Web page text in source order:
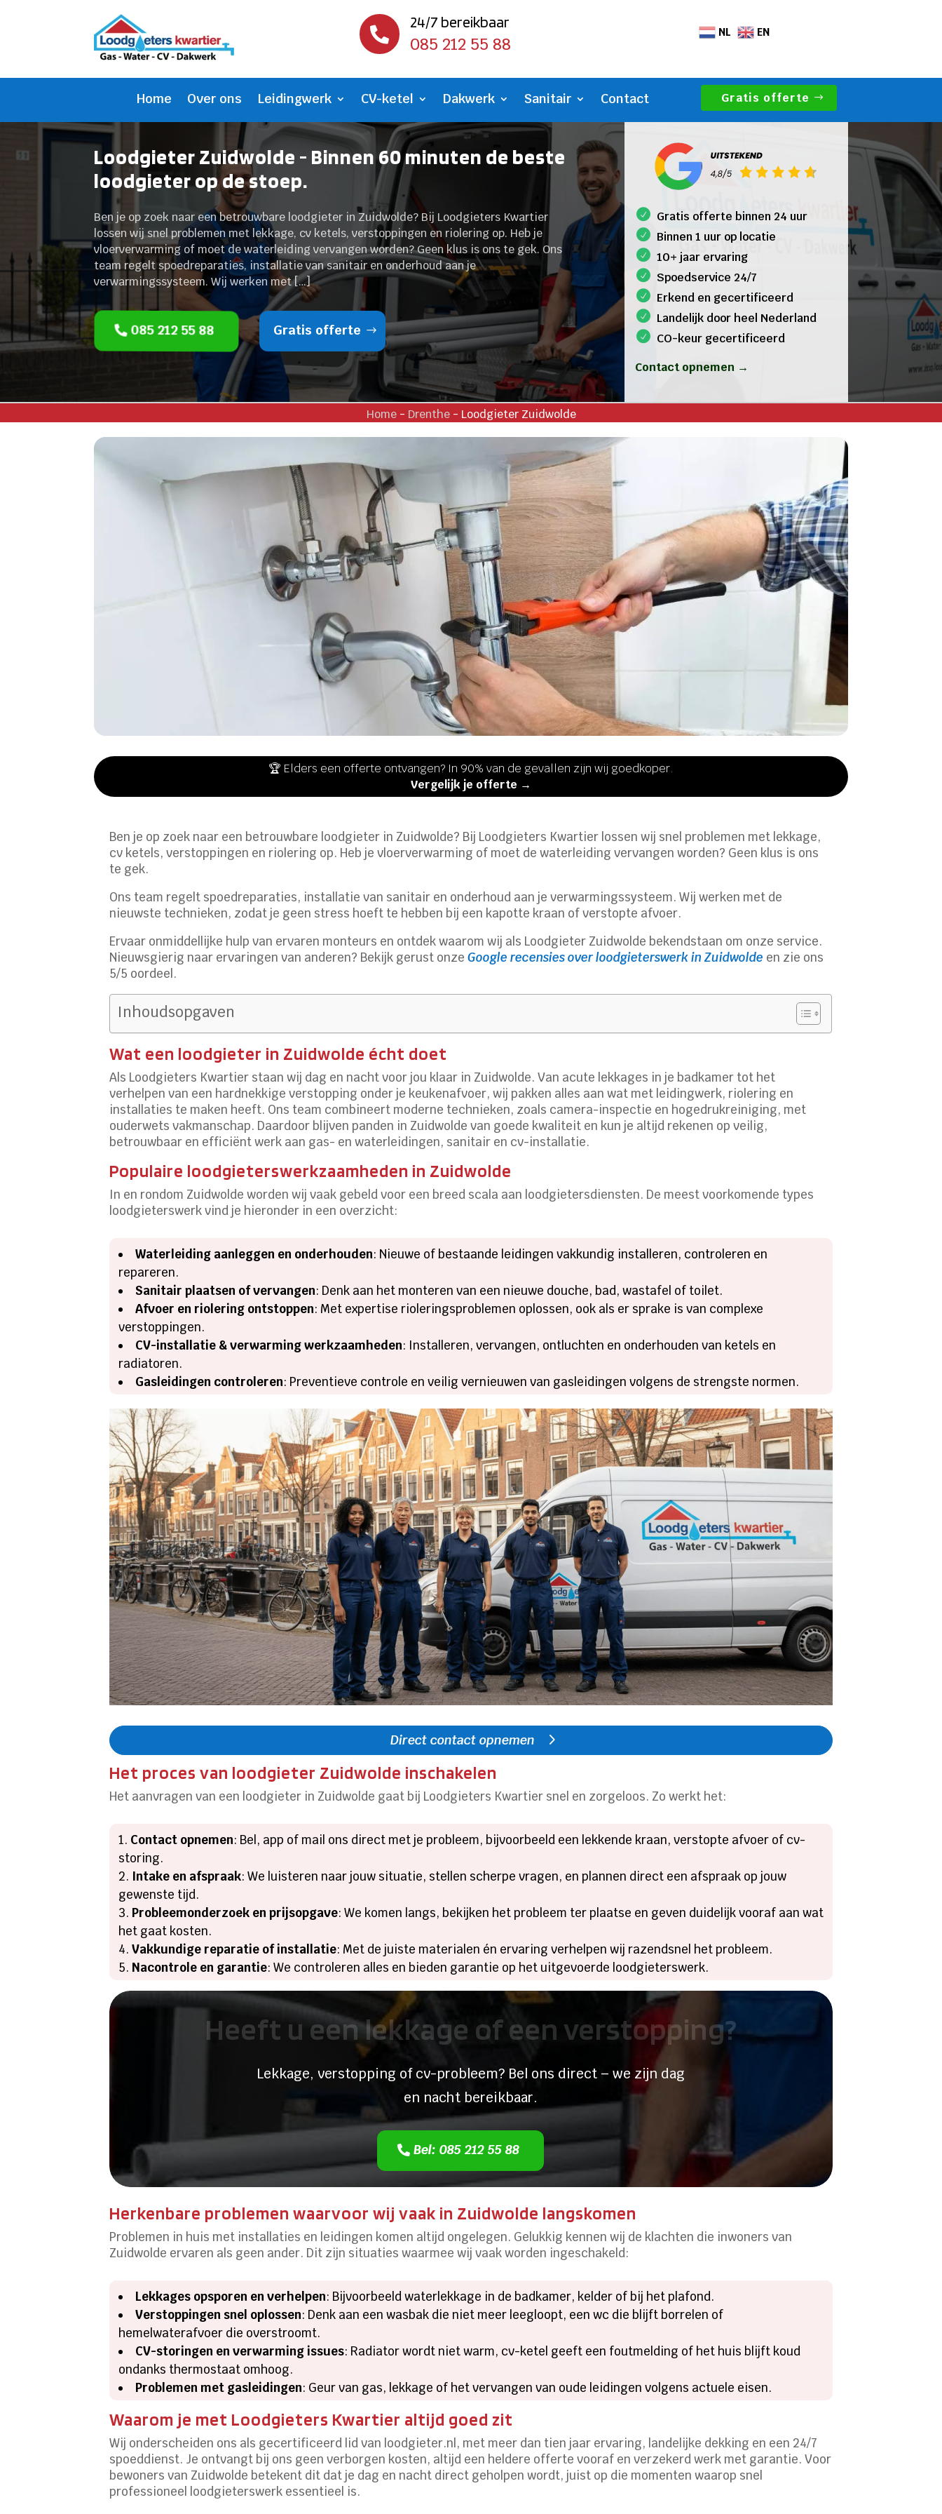

24/7 bereikbaar
085 212 55 88
NL EN
Home Over ons Leidingwerk CV-ketel Dakwerk Sanitair Contact Gratis offerte
Loodgieter Zuidwolde - Binnen 60 minuten de beste
loodgieter op de stoep.
Ben je op zoek naar een betrouwbare loodgieter in Zuidwolde? Bij Loodgieters Kwartier
lossen wij snel problemen met lekkage, cv ketels, verstoppingen en riolering op. Heb je
vloerverwarming of moet de waterleiding vervangen worden? Geen klus is ons te gek. Ons
team regelt spoedreparaties, installatie van sanitair en onderhoud aan je
verwarmingssysteem. Wij werken met […]
085 212 55 88 Gratis offerte
Gratis offerte binnen 24 uur
Binnen 1 uur op locatie
10+ jaar ervaring
Spoedservice 24/7
Erkend en gecertificeerd
Landelijk door heel Nederland
CO-keur gecertificeerd
Contact opnemen →
Home- Drenthe- Loodgieter Zuidwolde
🏆 Elders een offerte ontvangen? In 90% van de gevallen zijn wij goedkoper.
Vergelijk je offerte →
Ben je op zoek naar een betrouwbare loodgieter in Zuidwolde? Bij Loodgieters Kwartier lossen wij snel problemen met lekkage,
cv ketels, verstoppingen en riolering op. Heb je vloerverwarming of moet de waterleiding vervangen worden? Geen klus is ons
te gek.
Ons team regelt spoedreparaties, installatie van sanitair en onderhoud aan je verwarmingssysteem. Wij werken met de
nieuwste technieken, zodat je geen stress hoeft te hebben bij een kapotte kraan of verstopte afvoer.
Ervaar onmiddellijke hulp van ervaren monteurs en ontdek waarom wij als Loodgieter Zuidwolde bekendstaan om onze service.
Nieuwsgierig naar ervaringen van anderen? Bekijk gerust onzeGoogle recensies over loodgieterswerk in Zuidwolde en zie ons
5/5 oordeel.
Inhoudsopgaven
Wat een loodgieter in Zuidwolde écht doet
Als Loodgieters Kwartier staan wij dag en nacht voor jou klaar in Zuidwolde. Van acute lekkages in je badkamer tot het
verhelpen van een hardnekkige verstopping onder je keukenafvoer, wij pakken alles aan wat met leidingwerk, riolering en
installaties te maken heeft. Ons team combineert moderne technieken, zoals camera-inspectie en hogedrukreiniging, met
ouderwets vakmanschap. Daardoor blijven panden in Zuidwolde van goede kwaliteit en kun je altijd rekenen op veilig,
betrouwbaar en efficiënt werk aan gas- en waterleidingen, sanitair en cv-installatie.
Populaire loodgieterswerkzaamheden in Zuidwolde
In en rondom Zuidwolde worden wij vaak gebeld voor een breed scala aan loodgietersdiensten. De meest voorkomende types
loodgieterswerk vind je hieronder in een overzicht:
Waterleiding aanleggen en onderhouden: Nieuwe of bestaande leidingen vakkundig installeren, controleren en
repareren.
Sanitair plaatsen of vervangen: Denk aan het monteren van een nieuwe douche, bad, wastafel of toilet.
Afvoer en riolering ontstoppen: Met expertise rioleringsproblemen oplossen, ook als er sprake is van complexe
verstoppingen.
CV-installatie & verwarming werkzaamheden: Installeren, vervangen, ontluchten en onderhouden van ketels en
radiatoren.
Gasleidingen controleren: Preventieve controle en veilig vernieuwen van gasleidingen volgens de strengste normen.
Direct contact opnemen
Het proces van loodgieter Zuidwolde inschakelen
Het aanvragen van een loodgieter in Zuidwolde gaat bij Loodgieters Kwartier snel en zorgeloos. Zo werkt het:
Contact opnemen: Bel, app of mail ons direct met je probleem, bijvoorbeeld een lekkende kraan, verstopte afvoer of cv-
storing.
Intake en afspraak: We luisteren naar jouw situatie, stellen scherpe vragen, en plannen direct een afspraak op jouw
gewenste tijd.
Probleemonderzoek en prijsopgave: We komen langs, bekijken het probleem ter plaatse en geven duidelijk vooraf aan wat
het gaat kosten.
Vakkundige reparatie of installatie: Met de juiste materialen én ervaring verhelpen wij razendsnel het probleem.
Nacontrole en garantie: We controleren alles en bieden garantie op het uitgevoerde loodgieterswerk.
Heeft u een lekkage of een verstopping?
Lekkage, verstopping of cv-probleem? Bel ons direct – we zijn dag
en nacht bereikbaar.
Bel: 085 212 55 88
Herkenbare problemen waarvoor wij vaak in Zuidwolde langskomen
Problemen in huis met installaties en leidingen komen altijd ongelegen. Gelukkig kennen wij de klachten die inwoners van
Zuidwolde ervaren als geen ander. Dit zijn situaties waarmee wij vaak worden ingeschakeld:
Lekkages opsporen en verhelpen: Bijvoorbeeld waterlekkage in de badkamer, kelder of bij het plafond.
Verstoppingen snel oplossen: Denk aan een wasbak die niet meer leegloopt, een wc die blijft borrelen of
hemelwaterafvoer die overstroomt.
CV-storingen en verwarming issues: Radiator wordt niet warm, cv-ketel geeft een foutmelding of het huis blijft koud
ondanks thermostaat omhoog.
Problemen met gasleidingen: Geur van gas, lekkage of het vervangen van oude leidingen volgens actuele eisen.
Waarom je met Loodgieters Kwartier altijd goed zit
Wij onderscheiden ons als gecertificeerd lid van loodgieter.nl, met meer dan tien jaar ervaring, landelijke dekking en een 24/7
spoeddienst. Je ontvangt bij ons geen verborgen kosten, altijd een heldere offerte vooraf en verzekerd werk met garantie. Voor
bewoners van Zuidwolde betekent dit dat je dag en nacht direct geholpen wordt, juist op die momenten waarop snel
professioneel loodgieterswerk essentieel is.